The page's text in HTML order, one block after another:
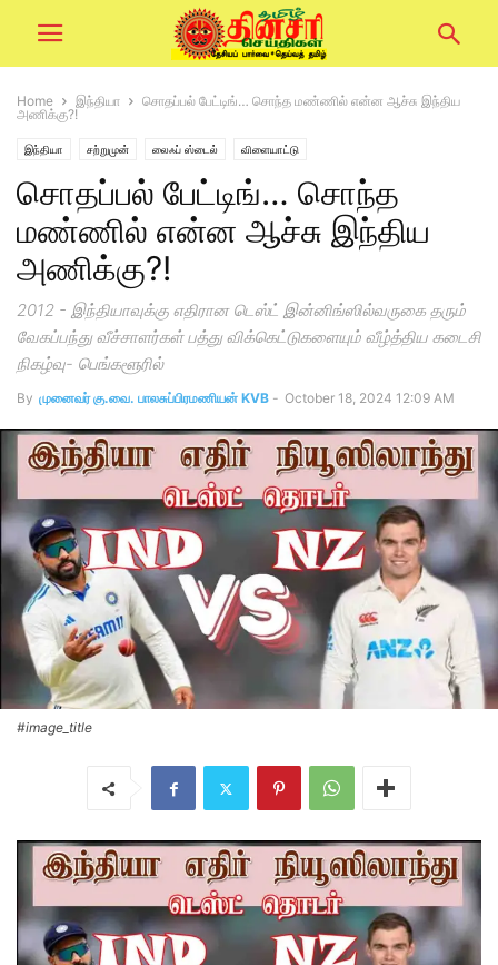
Home இந்தியா
சொதப்பல் பேட்டிங்… சொந்த மண்ணில் என்ன ஆச்சு இந்திய
அணிக்கு?!
இந்தியா சற்றுமுன் லைஃப் ஸ்டைல் விளையாட்டு
சொதப்பல் பேட்டிங்… சொந்த
மண்ணில் என்ன ஆச்சு இந்திய
அணிக்கு?!
2012 - இந்தியாவுக்கு எதிரான டெஸ்ட் இன்னிங்ஸில்வருகை தரும்
வேகப்பந்து வீச்சாளர்கள் பத்து விக்கெட்டுகளையும் வீழ்த்திய கடைசி
நிகழ்வு- பெங்களூரில்
By முனைவர் கு.வை. பாலசுப்பிரமணியன் KVB - October 18, 2024 12:09 AM
#image_title